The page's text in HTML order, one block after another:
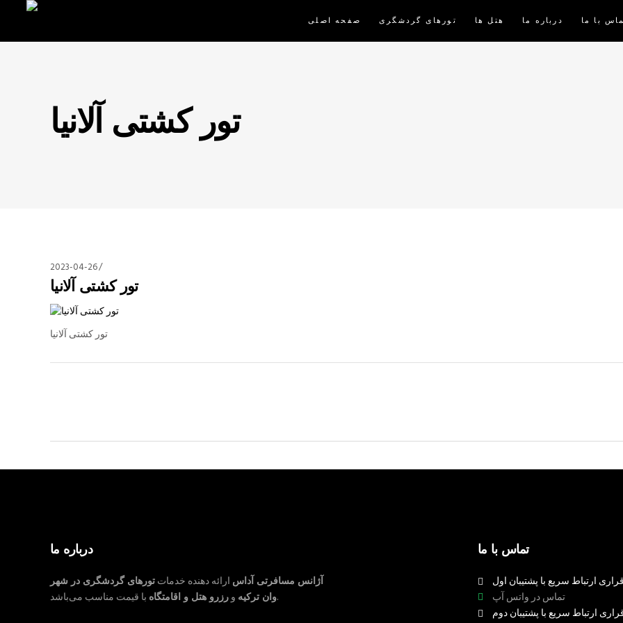
صفحه اصلی تورهای گردشگری هتل ها درباره ما با ما
تور کشتی آلانیا
2023-04-26
تور کشتی آلانیا
تور کشتی آلانیا
درباره ما
آژانس مسافرتی آداس ارائه دهنده خدماتتورهای گردشگری در شهر
وان ترکیه ورزرو هتل و اقامتگاه با قیمت مناسب می‌باشد.
تماس با ما
ارتباط سریع با پشتیبان اول
تماس در واتس آپ
ارتباط سریع با پشتیبان دوم